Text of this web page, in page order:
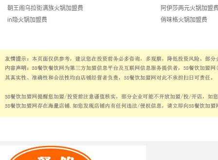
朝王阁乌拉街满族火锅加盟费
阿伊莎两元火锅加盟
in隐火锅加盟费
俏味格火锅加盟费